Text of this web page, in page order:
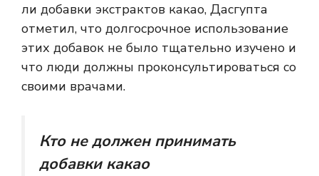
ли добавки экстрактов какао, Дасгупта
отметил, что долгосрочное использование
этих добавок не было тщательно изучено и
что люди должны проконсультироваться со
своими врачами.
Кто не должен принимать
добавки какао